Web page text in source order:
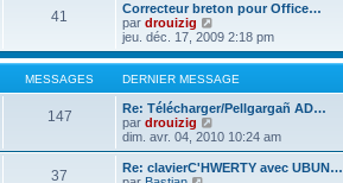
u
l
t
e
r
l
d
e
r
n
i
41
Correcteur breton pour Office…
par drouizig
o
n
s
u
l
t
r
l
e
jeu. déc. 17, 2009 2:18 pm
MESSAGES DERNIER MESSAGE
147
Re: Télécharger/Pellgargañ AD…
par drouizig
o
n
s
dim. avr. 04, 2010 10:24 am
37
Re: clavierC'HWERTY avec UBUN…